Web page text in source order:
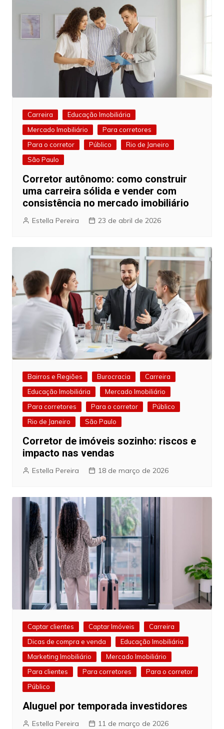
Carreira
Educação Imobiliária
Mercado Imobiliário
Para corretores
Para o corretor
Público
Rio de Janeiro
São Paulo
Corretor autônomo: como construir
uma carreira sólida e vender com
consistência no mercado imobiliário
Estella Pereira 23 de abril de 2026
Bairros e Regiões Burocracia
Carreira
Educação Imobiliária
Mercado Imobiliário
Para corretores
Para o corretor
Público
Rio de Janeiro
São Paulo
Corretor de imóveis sozinho: riscos e
impacto nas vendas
Estella Pereira 18 de março de 2026
Captar clientes Captar Imóveis
Carreira
Dicas de compra e venda
Educação Imobiliária
Marketing Imobiliário
Mercado Imobiliário
Para clientes
Para corretores
Para o corretor
Público
Aluguel por temporada investidores
Estella Pereira 11 de março de 2026